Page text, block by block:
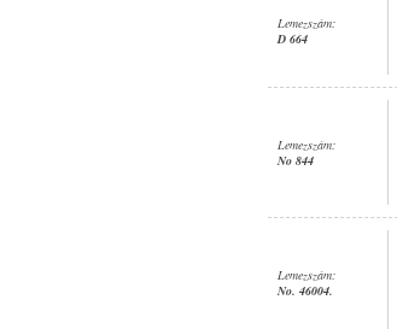
Lemezszám:
D 664
Lemezszám:
No 844
Lemezszám:
No. 46004.